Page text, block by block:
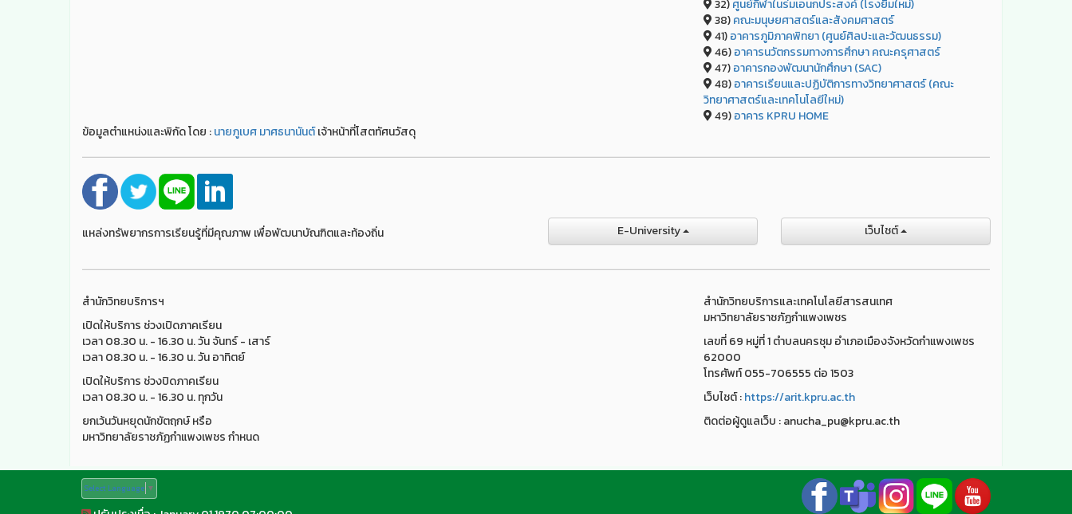
32)ศูนย์กีฬาในร่มเอนกประสงค์ (โรงยิมใหม่)
38)คณะมนุษยศาสตร์และสังคมศาสตร์
41)อาคารภูมิภาคพิทยา (ศูนย์ศิลปะและวัฒนธรรม)
46)อาคารนวัตกรรมทางการศึกษา คณะครุศาสตร์
47)อาคารกองพัฒนานักศึกษา (SAC)
48)อาคารเรียนและปฏิบัติการทางวิทยาศาสตร์ (คณะ
วิทยาศาสตร์และเทคโนโลยีใหม่)
49)อาคาร KPRU HOME
ข้อมูลตำแหน่งและพิกัด โดย :นายภูเบศ มาศธนานันต์เจ้าหน้าที่โสตทัศนวัสดุ
แหล่งทรัพยากรการเรียนรู้ที่มีคุณภาพ เพื่อพัฒนาบัณฑิตและท้องถิ่น E-University เว็บไชต์
สำนักวิทยบริการฯ
เปิดให้บริการ ช่วงเปิดภาคเรียน
เวลา 08.30 น. - 16.30 น. วัน จันทร์ - เสาร์
เวลา 08.30 น. - 16.30 น. วัน อาทิตย์
เปิดให้บริการ ช่วงปิดภาคเรียน
เวลา 08.30 น. - 16.30 น. ทุกวัน
ยกเว้นวันหยุดนักขัตฤกษ์ หรือ
มหาวิทยาลัยราชภัฏกำแพงเพชร กำหนด
สำนักวิทยบริการและเทคโนโลยีสารสนเทศ
มหาวิทยาลัยราชภัฏกำแพงเพชร
เลขที่ 69 หมู่ที่ 1 ตำบลนครชุม อำเภอเมืองจังหวัดกำแพงเพชร
62000
โทรศัพท์ 055-706555 ต่อ 1503
เว็บไชต์ :https://arit.kpru.ac.th
ติดต่อผู้ดูแลเว็บ : anucha_pu@kpru.ac.th
Select Language ▼